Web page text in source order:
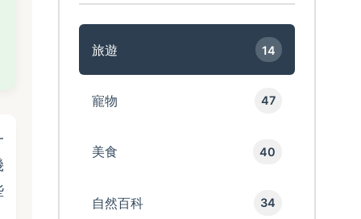
旅遊 14
寵物 47
美食 40
自然百科 34